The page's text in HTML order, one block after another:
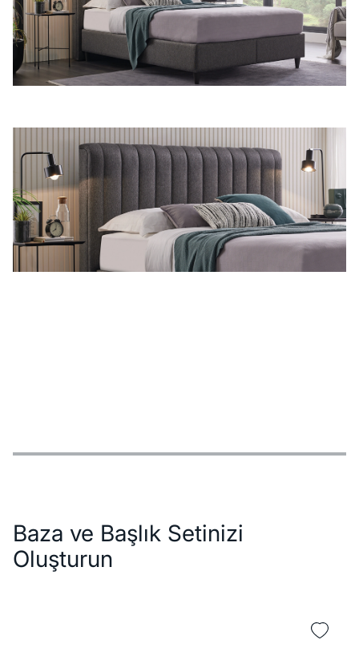
Özellikler
Ödeme Seçenekleri
Teslimat ve İade Koşulları
Baza ve Başlık Setinizi
Oluşturun